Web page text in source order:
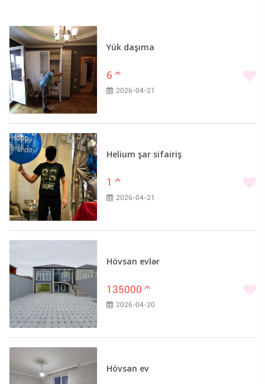
Yük daşıma
6 m
2026-04-21
Helium şar sifairiş
1 m
2026-04-21
Hövsan evlər
135000 m
2026-04-20
Hövsan ev